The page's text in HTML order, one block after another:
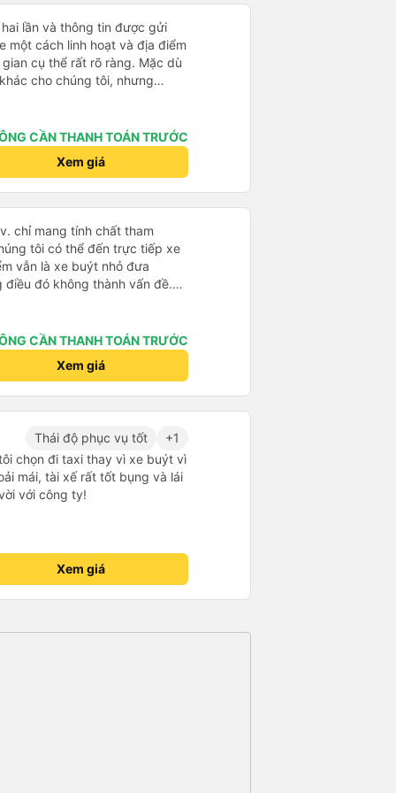
lần và thông tin được gửi
một cách linh hoạt và địa điểm
cụ thể rất rõ ràng. Mặc dù
cho chúng tôi, nhưng
mình muốn.
CẦN THANH TOÁN TRƯỚC
Xem giá
chỉ mang tính chất tham
tôi có thể đến trực tiếp xe
vẫn là xe buýt nhỏ đưa
đó không thành vấn đề.
Hà Nội nhưng đã nghỉ rất
khách tôi đoán vậy và chỉ
rất tốt. Không có WC trên xe
bạn sẽ nghỉ 30 phút hai lần ở
đồng để sử dụng phòng
có thể mua rất nhiều đồ
ngồi rất thoải mái! Hãy
không được tốt nên có
2 ghế trên cùng ở phía sau
cảm thấy xe buýt rung rất
những ghế này thoải mái
sử dụng chúng vì chúng trống.
CẦN THANH TOÁN TRƯỚC
Xem giá
Thái độ phục vụ tốt
+1
chọn đi taxi thay vì xe buýt vì
mái, tài xế rất tốt bụng và lái
với công ty!
Xem giá